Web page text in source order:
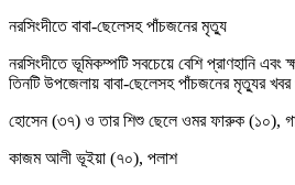
নরসিংদীতে বাবা-ছেলেসহ পাঁচজনের মৃত্যু
নরসিংদীতে ভূমিকম্পটি সবচেয়ে বেশি প্রাণহানি এবং
তিনটি উপজেলায় বাবা-ছেলেসহ পাঁচজনের মৃত্যুর
হোসেন (৩৭) ও তার শিশু ছেলে ওমর ফারুক (১০),
কাজম আলী ভূইয়া (৭০), পলাশ